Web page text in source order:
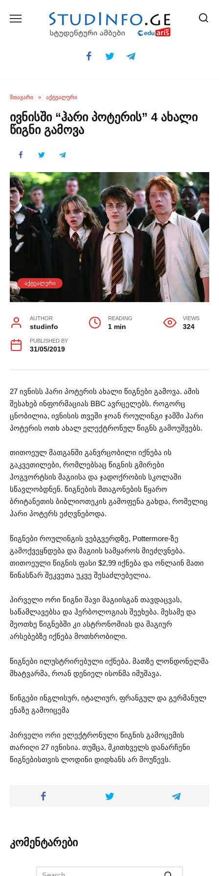
ᲛᲗᲐᲕᲐᲠᲘ » ᲐᲥᲢᲣᲐᲚᲣᲠᲘ
ივნისში “ჰარი პოტერის” 4 ახალი
წიგნი გამოვა
ᲐᲥᲢᲣᲐᲚᲣᲠᲘ
AUTHOR
studinfo
READING
1 min
VIEWS
324
PUBLISHED BY
31/05/2019
27 ივნისს ჰარი პოტერის ახალი წიგნები გამოვა. ამის
შესახებ ინფორმაციას BBC ავრცელებს. როგორც
ცნობილია, ივნისის თვეში ჯოან როულინგი ჯამში ჰარი
პოტერის ოთხ ახალ ელექტრონულ წიგნს გამოუშვებს.
თითოეულ მათგანში განვრცობილი იქნება ის
გაკვეთილები, რომლებსაც წიგნის გმირები
ჰოგვორტსის მაგიისა და ჯადოქრობის სკოლაში
სწავლობდნენ. წიგნების შთაგონების წყარო
ბრიტანეთის ბიბლიოთეკის გამოფენა გახდა, რომელიც
ჰარი პოტერს ეძღვნებოდა.
წიგნები როულინგის ვებგვერდზე, Pottermore-ზე
გამოქვეყნდება და მაგიის სამყაროს მიეძღვნება.
თითოეული წიგნის ფასი $2,99 იქნება და ონლაინ მათი
წინასწარ შეკვეთა უკვე შესაძლებელია.
პირველი ორი წიგნი შავი მაგიისგან თავდაცვას,
საწამლავებსა და ჰერბოლოგიას შეეხება. მესამე და
მეოთხე წიგნებში კი ასტრონომიას და მაგიურ
არსებებზე იქნება მოთხრობილი.
წიგნები ილუსტრირებული იქნება. მათზე ლონდონელმა
მხატვარმა, როან დენიელ ისონმა იმუშავა.
წინგები ინგლისურ, იტალიურ, ფრანგულ და გერმანულ
ენაზე გამოიცემა
პირველი ორი ელექტრონული წიგნის გამოცემის
თარიღი 27 ივნისია. თუმცა, მკითხველს დანარჩენი
წიგნებისთვის ლოდინი დიდხანს არ მოუწევს.
კომენტარები
Search